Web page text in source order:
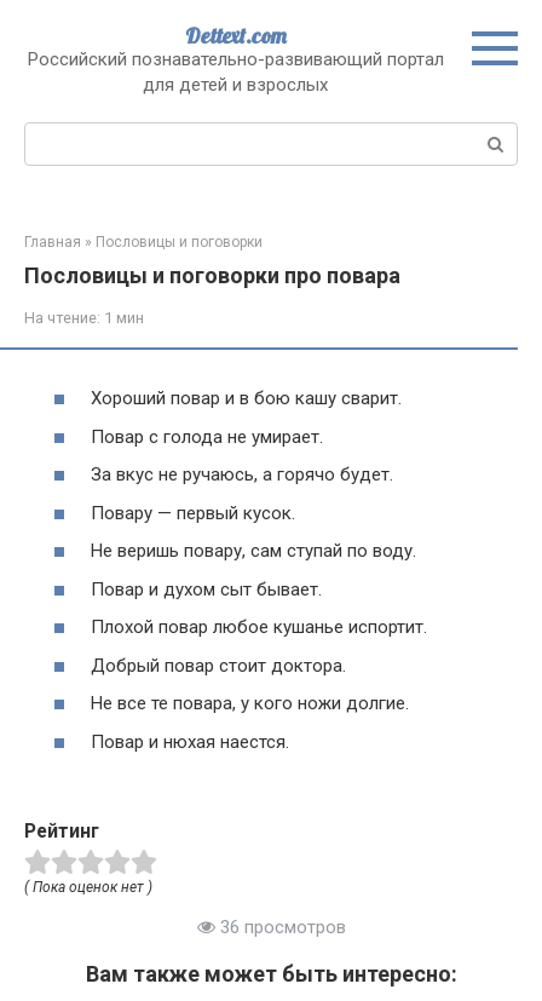
контенту
Dettext.com
Российский познавательно-развивающий портал
для детей и взрослых
Поиск:
Главная » Пословицы и поговорки
Пословицы и поговорки про повара
На чтение: 1 мин
Хороший повар и в бою кашу сварит.
Повар с голода не умирает.
За вкус не ручаюсь, а горячо будет.
Повару — первый кусок.
Не веришь повару, сам ступай по воду.
Повар и духом сыт бывает.
Плохой повар любое кушанье испортит.
Добрый повар стоит доктора.
Не все те повара, у кого ножи долгие.
Повар и нюхая наестся.
Рейтинг
( Пока оценок нет )
36 просмотров
Вам также может быть интересно: